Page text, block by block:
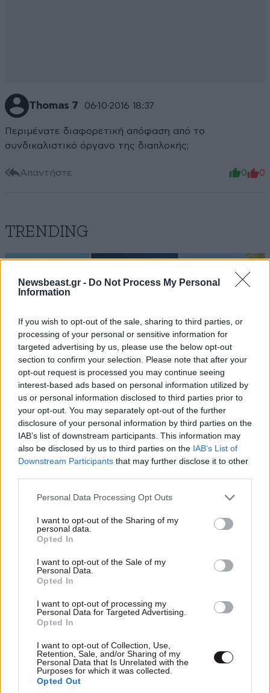
Newsbeast.gr - Do Not Process My Personal
Information
If you wish to opt-out of the sale, sharing to third parties, or
processing of your personal or sensitive information for
targeted advertising by us, please use the below opt-out
section to confirm your selection. Please note that after your
opt-out request is processed you may continue seeing
interest-based ads based on personal information utilized by
us or personal information disclosed to third parties prior to
your opt-out. You may separately opt-out of the further
disclosure of your personal information by third parties on the
IAB’s list of downstream participants. This information may
also be disclosed by us to third parties on the IAB’s List of
Downstream Participants that may further disclose it to other
Please note that this website/app uses one or more Google
not limited to your visit or usage behaviour. You may click to
grant or deny consent to Google and its third-party tags to
use your data for below specified purposes in below Google
consent section.
Personal Data Processing Opt Outs
I want to opt-out of the Sharing of my
personal data.
Opted In
I want to opt-out of the Sale of my
Personal Data.
Opted In
I want to opt-out of processing my
Personal Data for Targeted Advertising.
Opted In
I want to opt-out of Collection, Use,
Retention, Sale, and/or Sharing of my
Personal Data that Is Unrelated with the
Purposes for which it was collected.
Opted Out
Thomas 7 06·10·2016 18:37
Περιμένατε διαφορετική απόφαση από το
συνδικαλιστικό όργανο της διαπλοκής;
Απαντήστε 0 0
TRENDING
LIFESTYLE 08·08·2026 19:12
Εριέττα Κούρκουλου – Τα 33α γενέθλια και τα
φιλιά με τον Βύρωνα Βασιλειάδη: «Καμία στιγμή
ευτυχίας δεδομένη»